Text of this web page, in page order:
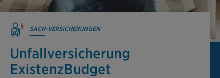
SACH-VERSICHERUNGEN
Unfallversicherung
ExistenzBudget